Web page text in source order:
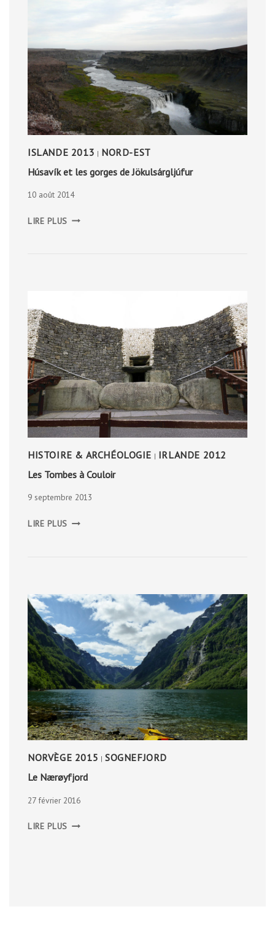
ISLANDE 2013 | NORD-EST
Húsavík et les gorges de Jökulsárgljúfur
10 août 2014
LIRE PLUS
HISTOIRE & ARCHÉOLOGIE | IRLANDE 2012
Les Tombes à Couloir
9 septembre 2013
LIRE PLUS TOMBES
NORVÈGE 2015 | SOGNEFJORD
Le Nærøyfjord
27 février 2016
LIRE PLUS NÆRØYFJORD